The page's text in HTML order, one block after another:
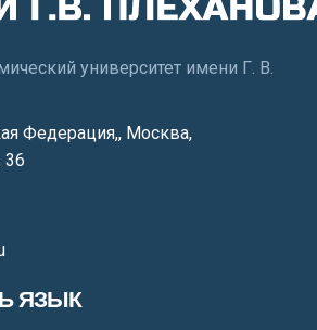
университет имени Г. В.
Федерация,, Москва,
36
ЯЗЫК